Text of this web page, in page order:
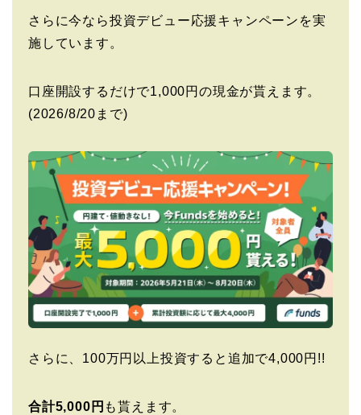
さらに今なら投資デビュー応援キャンペーンを実
施しています。
口座開設するだけで1,000円の現金が貰えます。
(2026/8/20まで)
さらに、100万円以上投資すると追加で4,000円!!
合計5,000円 も貰えます。